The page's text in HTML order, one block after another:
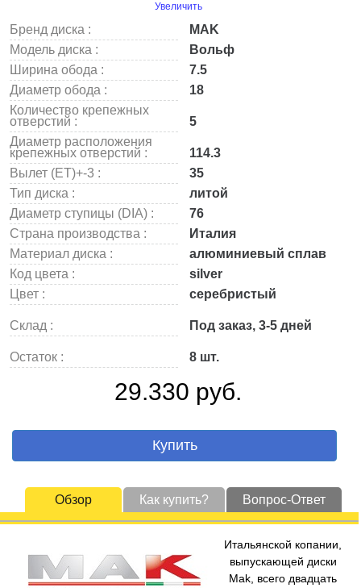
Увеличить
Бренд диска :
MAK
Модель диска :
Вольф
Ширина обода :
7.5
Диаметр обода :
18
Количество крепежных
отверстий :
5
Диаметр расположения
крепежных отверстий :
114.3
Вылет (ET)+-3 :
35
Тип диска :
литой
Диаметр ступицы (DIA) :
76
Страна производства :
Италия
Материал диска :
алюминиевый сплав
Код цвета :
silver
Цвет :
серебристый
Склад : Под заказ, 3-5 дней
Остаток : 8 шт.
29.330 руб.
Купить
Обзор Как купить? Вопрос-Ответ
Итальянской копании,
выпускающей диски
Mak, всего двадцать